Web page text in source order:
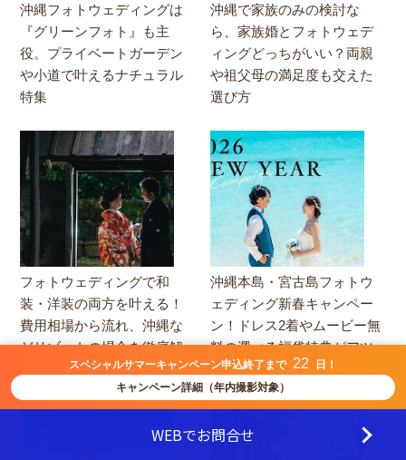
沖縄フォトウェディングは
『グリーンフォト』も主
役。プライベートガーデン
や小道で叶えるナチュラル
特集
沖縄で家族のみの検討な
ら、家族婚とフォトウェデ
ィングどっちがいい？両親
や祖父母の満足度も交えた
選び方
フォトウェディングで和
装・洋装の両方を叶える！
費用相場から流れ、沖縄な
どリゾートの場合を徹底解
沖縄本島・宮古島フォトウ
ェディング新春キャンペー
ン！ドレス2着やムービー無
料の選べる福袋特典がアツ
い
スペシャルサマーキャンペーン申込終了まで 22
日！
キャンペーン詳細（年内撮影対象）
WEBでお問合せ